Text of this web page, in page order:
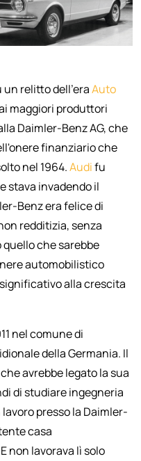
un relitto dell'eraAuto
maggiori produttori
Daimler-Benz AG, che
finanziario che
nel 1964.Audifu
stava invadendo il
Benz era felice di
redditizia, senza
che sarebbe
automobilistico
alla crescita
nel comune di
della Germania. Il
avrebbe legato la sua
di studiare ingegneria
presso la Daimler-
casa
E non lavorava lì solo